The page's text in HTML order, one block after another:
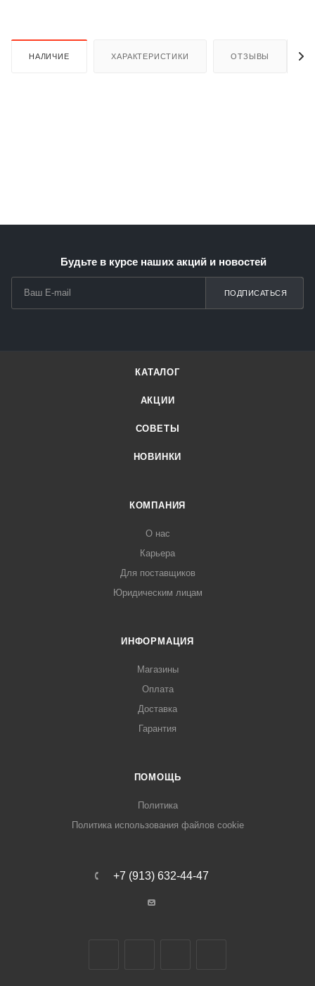
НАЛИЧИЕ ХАРАКТЕРИСТИКИ ОТЗЫВЫ
Будьте в курсе наших акций и новостей
ПОДПИСАТЬСЯ
КАТАЛОГ
АКЦИИ
СОВЕТЫ
НОВИНКИ
КОМПАНИЯ
О нас
Карьера
Для поставщиков
Юридическим лицам
ИНФОРМАЦИЯ
Магазины
Оплата
Доставка
Гарантия
ПОМОЩЬ
Политика
Политика использования файлов cookie
+7 (913) 632-44-47